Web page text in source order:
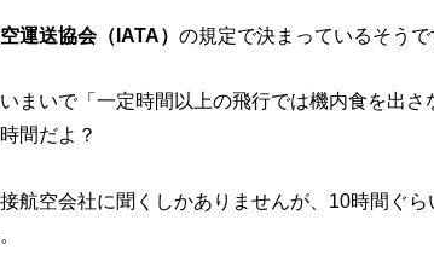
運送協会（IATA） の規定で決まっているそうで
まいで「一定時間以上の飛行では機内食を出さ
間だよ？
航空会社に聞くしかありませんが、10時間ぐ